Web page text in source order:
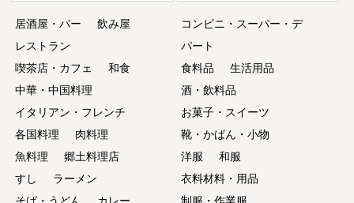
居酒屋・バー
飲み屋
レストラン
喫茶店・カフェ
和食
中華・中国料理
イタリアン・フレンチ
各国料理
肉料理
魚料理
郷土料理店
すし
ラーメン
そば・うどん
カレー
コンビニ・スーパー・デ
パート
食料品
生活用品
酒・飲料品
お菓子・スイーツ
靴・かばん・小物
洋服
和服
衣料材料・用品
制服・作業服